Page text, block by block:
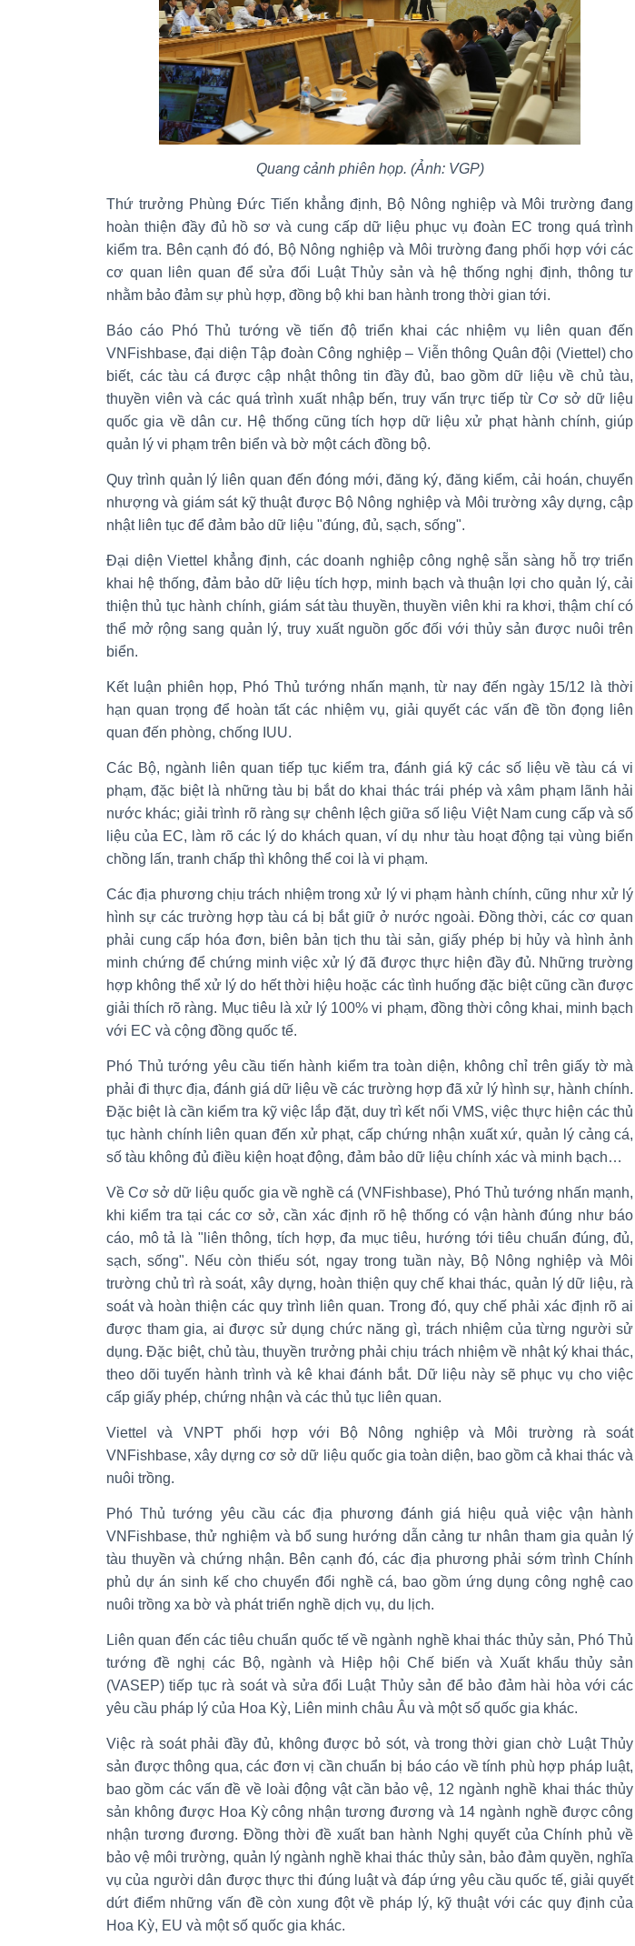
Quang cảnh phiên họp. (Ảnh: VGP)
Thứ trưởng Phùng Đức Tiến khẳng định, Bộ Nông nghiệp và Môi trường đang
hoàn thiện đầy đủ hồ sơ và cung cấp dữ liệu phục vụ đoàn EC trong quá trình
kiểm tra. Bên cạnh đó đó, Bộ Nông nghiệp và Môi trường đang phối hợp với các
cơ quan liên quan để sửa đổi Luật Thủy sản và hệ thống nghị định, thông tư
nhằm bảo đảm sự phù hợp, đồng bộ khi ban hành trong thời gian tới.
Báo cáo Phó Thủ tướng về tiến độ triển khai các nhiệm vụ liên quan đến
VNFishbase, đại diện Tập đoàn Công nghiệp – Viễn thông Quân đội (Viettel) cho
biết, các tàu cá được cập nhật thông tin đầy đủ, bao gồm dữ liệu về chủ tàu,
thuyền viên và các quá trình xuất nhập bến, truy vấn trực tiếp từ Cơ sở dữ liệu
quốc gia về dân cư. Hệ thống cũng tích hợp dữ liệu xử phạt hành chính, giúp
quản lý vi phạm trên biển và bờ một cách đồng bộ.
Quy trình quản lý liên quan đến đóng mới, đăng ký, đăng kiểm, cải hoán, chuyển
nhượng và giám sát kỹ thuật được Bộ Nông nghiệp và Môi trường xây dựng, cập
nhật liên tục để đảm bảo dữ liệu "đúng, đủ, sạch, sống".
Đại diện Viettel khẳng định, các doanh nghiệp công nghệ sẵn sàng hỗ trợ triển
khai hệ thống, đảm bảo dữ liệu tích hợp, minh bạch và thuận lợi cho quản lý, cải
thiện thủ tục hành chính, giám sát tàu thuyền, thuyền viên khi ra khơi, thậm chí có
thể mở rộng sang quản lý, truy xuất nguồn gốc đối với thủy sản được nuôi trên
biển.
Kết luận phiên họp, Phó Thủ tướng nhấn mạnh, từ nay đến ngày 15/12 là thời
hạn quan trọng để hoàn tất các nhiệm vụ, giải quyết các vấn đề tồn đọng liên
quan đến phòng, chống IUU.
Các Bộ, ngành liên quan tiếp tục kiểm tra, đánh giá kỹ các số liệu về tàu cá vi
phạm, đặc biệt là những tàu bị bắt do khai thác trái phép và xâm phạm lãnh hải
nước khác; giải trình rõ ràng sự chênh lệch giữa số liệu Việt Nam cung cấp và số
liệu của EC, làm rõ các lý do khách quan, ví dụ như tàu hoạt động tại vùng biển
chồng lấn, tranh chấp thì không thể coi là vi phạm.
Các địa phương chịu trách nhiệm trong xử lý vi phạm hành chính, cũng như xử lý
hình sự các trường hợp tàu cá bị bắt giữ ở nước ngoài. Đồng thời, các cơ quan
phải cung cấp hóa đơn, biên bản tịch thu tài sản, giấy phép bị hủy và hình ảnh
minh chứng để chứng minh việc xử lý đã được thực hiện đầy đủ. Những trường
hợp không thể xử lý do hết thời hiệu hoặc các tình huống đặc biệt cũng cần được
giải thích rõ ràng. Mục tiêu là xử lý 100% vi phạm, đồng thời công khai, minh bạch
với EC và cộng đồng quốc tế.
Phó Thủ tướng yêu cầu tiến hành kiểm tra toàn diện, không chỉ trên giấy tờ mà
phải đi thực địa, đánh giá dữ liệu về các trường hợp đã xử lý hình sự, hành chính.
Đặc biệt là cần kiểm tra kỹ việc lắp đặt, duy trì kết nối VMS, việc thực hiện các thủ
tục hành chính liên quan đến xử phạt, cấp chứng nhận xuất xứ, quản lý cảng cá,
số tàu không đủ điều kiện hoạt động, đảm bảo dữ liệu chính xác và minh bạch…
Về Cơ sở dữ liệu quốc gia về nghề cá (VNFishbase), Phó Thủ tướng nhấn mạnh,
khi kiểm tra tại các cơ sở, cần xác định rõ hệ thống có vận hành đúng như báo
cáo, mô tả là "liên thông, tích hợp, đa mục tiêu, hướng tới tiêu chuẩn đúng, đủ,
sạch, sống". Nếu còn thiếu sót, ngay trong tuần này, Bộ Nông nghiệp và Môi
trường chủ trì rà soát, xây dựng, hoàn thiện quy chế khai thác, quản lý dữ liệu, rà
soát và hoàn thiện các quy trình liên quan. Trong đó, quy chế phải xác định rõ ai
được tham gia, ai được sử dụng chức năng gì, trách nhiệm của từng người sử
dụng. Đặc biệt, chủ tàu, thuyền trưởng phải chịu trách nhiệm về nhật ký khai thác,
theo dõi tuyến hành trình và kê khai đánh bắt. Dữ liệu này sẽ phục vụ cho việc
cấp giấy phép, chứng nhận và các thủ tục liên quan.
Viettel và VNPT phối hợp với Bộ Nông nghiệp và Môi trường rà soát
VNFishbase, xây dựng cơ sở dữ liệu quốc gia toàn diện, bao gồm cả khai thác và
nuôi trồng.
Phó Thủ tướng yêu cầu các địa phương đánh giá hiệu quả việc vận hành
VNFishbase, thử nghiệm và bổ sung hướng dẫn cảng tư nhân tham gia quản lý
tàu thuyền và chứng nhận. Bên cạnh đó, các địa phương phải sớm trình Chính
phủ dự án sinh kế cho chuyển đổi nghề cá, bao gồm ứng dụng công nghệ cao
nuôi trồng xa bờ và phát triển nghề dịch vụ, du lịch.
Liên quan đến các tiêu chuẩn quốc tế về ngành nghề khai thác thủy sản, Phó Thủ
tướng đề nghị các Bộ, ngành và Hiệp hội Chế biến và Xuất khẩu thủy sản
(VASEP) tiếp tục rà soát và sửa đổi Luật Thủy sản để bảo đảm hài hòa với các
yêu cầu pháp lý của Hoa Kỳ, Liên minh châu Âu và một số quốc gia khác.
Việc rà soát phải đầy đủ, không được bỏ sót, và trong thời gian chờ Luật Thủy
sản được thông qua, các đơn vị cần chuẩn bị báo cáo về tính phù hợp pháp luật,
bao gồm các vấn đề về loài động vật cần bảo vệ, 12 ngành nghề khai thác thủy
sản không được Hoa Kỳ công nhận tương đương và 14 ngành nghề được công
nhận tương đương. Đồng thời đề xuất ban hành Nghị quyết của Chính phủ về
bảo vệ môi trường, quản lý ngành nghề khai thác thủy sản, bảo đảm quyền, nghĩa
vụ của người dân được thực thi đúng luật và đáp ứng yêu cầu quốc tế, giải quyết
dứt điểm những vấn đề còn xung đột về pháp lý, kỹ thuật với các quy định của
Hoa Kỳ, EU và một số quốc gia khác.